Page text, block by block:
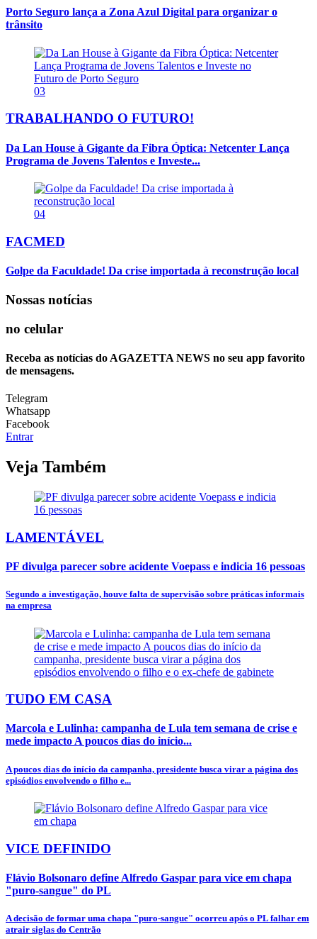
Porto Seguro lança a Zona Azul Digital para organizar o
trânsito
03
TRABALHANDO O FUTURO!
Da Lan House à Gigante da Fibra Óptica: Netcenter Lança
Programa de Jovens Talentos e Investe...
04
FACMED
Golpe da Faculdade! Da crise importada à reconstrução local
Nossas notícias
no celular
Receba as notícias do AGAZETTA NEWS no seu app favorito
de mensagens.
Telegram
Whatsapp
Facebook
Entrar
Veja Também
LAMENTÁVEL
PF divulga parecer sobre acidente Voepass e indicia 16 pessoas
Segundo a investigação, houve falta de supervisão sobre práticas informais
na empresa
TUDO EM CASA
Marcola e Lulinha: campanha de Lula tem semana de crise e
mede impacto A poucos dias do início...
A poucos dias do início da campanha, presidente busca virar a página dos
episódios envolvendo o filho e...
VICE DEFINIDO
Flávio Bolsonaro define Alfredo Gaspar para vice em chapa
"puro-sangue" do PL
A decisão de formar uma chapa "puro-sangue" ocorreu após o PL falhar em
atrair siglas do Centrão